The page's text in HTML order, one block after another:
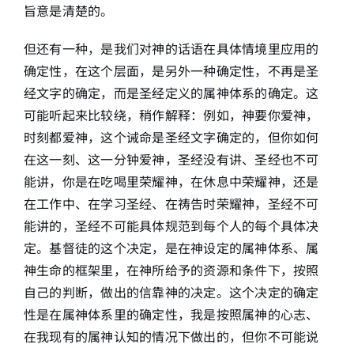
旨意是清楚的。
但还有一种，是我们对神的话语在具体情境里应用的
确定性，在这个层面，是另外一种确定性，不再是圣
经文字的确定，而是圣经定义的属神体系的确定。这
可能听起来比较绕，稍作解释：例如，神要你爱神，
时刻都爱神，这个诫命是圣经文字确定的，但你如何
在这一刻、这一分钟爱神，圣经没有讲、圣经也不可
能讲，你是在吃喝里荣耀神，在休息中荣耀神，还是
在工作中、在学习圣经、在祷告时荣耀神，圣经不可
能讲的，圣经不可能具体规范到每个人的每个具体决
定。基督徒的这个决定，是在神设定的属神体系、属
神生命的框架里，在神所给予的资源和条件下，按照
自己的判断，做出的信靠神的决定。这个决定的确定
性是在属神体系里的确定性，我是按照属神的心志、
在我现有的属神认知的情况下做出的，但你不可能说